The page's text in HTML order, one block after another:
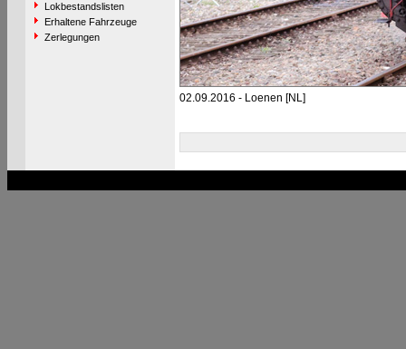
Lokbestandslisten
Erhaltene Fahrzeuge
Zerlegungen
02.09.2016 - Loenen [NL]